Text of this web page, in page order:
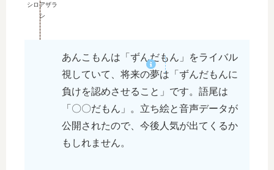
シロアザラ
シ
あんこもんは「ずんだもん」をライバル
視していて、将来の夢は「ずんだもんに
負けを認めさせること」です。語尾は
「〇〇だもん」。立ち絵と音声データが
公開されたので、今後人気が出てくるか
もしれません。